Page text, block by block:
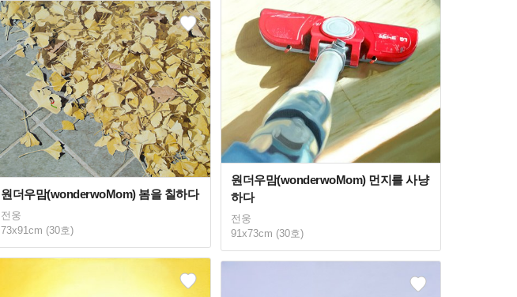
원더우맘(wonderwoMom) 먼지를 사냥
하다
전웅
91x73cm (30호)
원더우맘(wonderwoMom) 봄을 칠하다
전웅
73x91cm (30호)